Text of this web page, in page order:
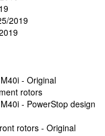
2019
- Original
rotors
- PowerStop design
rotors - Original